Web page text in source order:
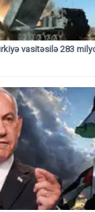
vasitəsilə 283